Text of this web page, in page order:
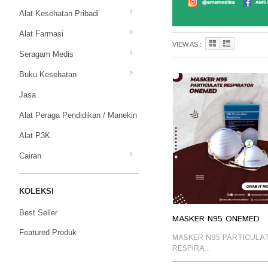
Alat Kesehatan Pribadi
Alat Farmasi
Seragam Medis
Buku Kesehatan
Jasa
Alat Peraga Pendidikan / Manekin
Alat P3K
Cairan
KOLEKSI
Best Seller
Featured Produk
VIEW AS :
MASKER N95 ONEMED
MASKER N95
RESPIRA...